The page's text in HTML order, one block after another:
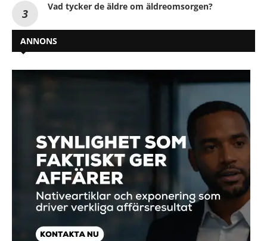
Vad tycker de äldre om äldreomsorgen?
ANNONS